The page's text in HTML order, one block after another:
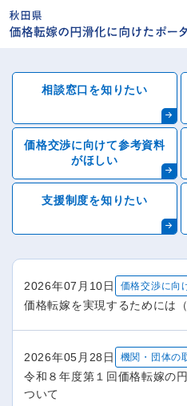
各種情報・お知らせ
相談窓口を知りたい
価格交渉に向けて参考資料
がほしい
支援制度を知りたい
2026年07月10日 価格交渉に向
価格転嫁を実現するためには
2026年05月28日 機関・団体の
令和８年度第１回価格転嫁の
ついて